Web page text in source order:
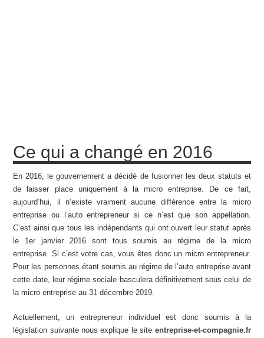
Ce qui a changé en 2016
En 2016, le gouvernement a décidé de fusionner les deux statuts et
de laisser place uniquement à la micro entreprise. De ce fait,
aujourd’hui, il n’existe vraiment aucune différence entre la micro
entreprise ou l’auto entrepreneur si ce n’est que son appellation.
C’est ainsi que tous les indépendants qui ont ouvert leur statut après
le 1er janvier 2016 sont tous soumis au régime de la micro
entreprise. Si c’est votre cas, vous êtes donc un micro entrepreneur.
Pour les personnes étant soumis au régime de l’auto entreprise avant
cette date, leur régime sociale basculera définitivement sous celui de
la micro entreprise au 31 décembre 2019.
Actuellement, un entrepreneur individuel est donc soumis à la
législation suivante nous explique le site entreprise-et-compagnie.fr